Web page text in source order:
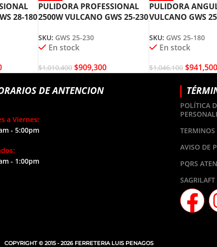
28-180
PULIDORA PROFESSIONAL
2500W VULCANO GWS 25-230
SKU: GWS 25-230
En stock
$1,010,400 $909,300
PULIDORA
VULCANO GWS
SKU: GWS 25-180
En stock
$1,046,100 $
DE ANTENCION
a Viernes:
- 5:00pm
- 1:00pm
POLÍTICA
AVISO DE
PQRS
SAGRILAFT
COPYRIGHT © 2015 - 2026 FERRETERIA LUIS PENAGOS